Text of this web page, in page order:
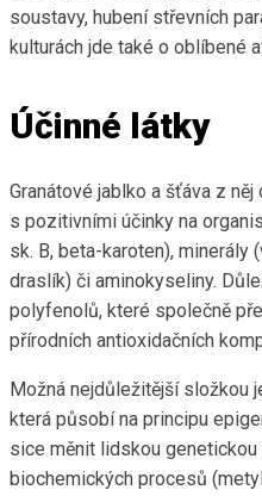
soustavy, hubení střevních
kulturách jde také o oblíbené
Účinné látky
Granátové jablko a šťáva z
s pozitivními účinky na
sk. B, beta-karoten), minerály
draslík) či aminokyseliny.
polyfenolů, které společně
přírodních antioxidačních
Možná nejdůležitější složkou
která působí na principu
sice měnit lidskou
biochemických procesů